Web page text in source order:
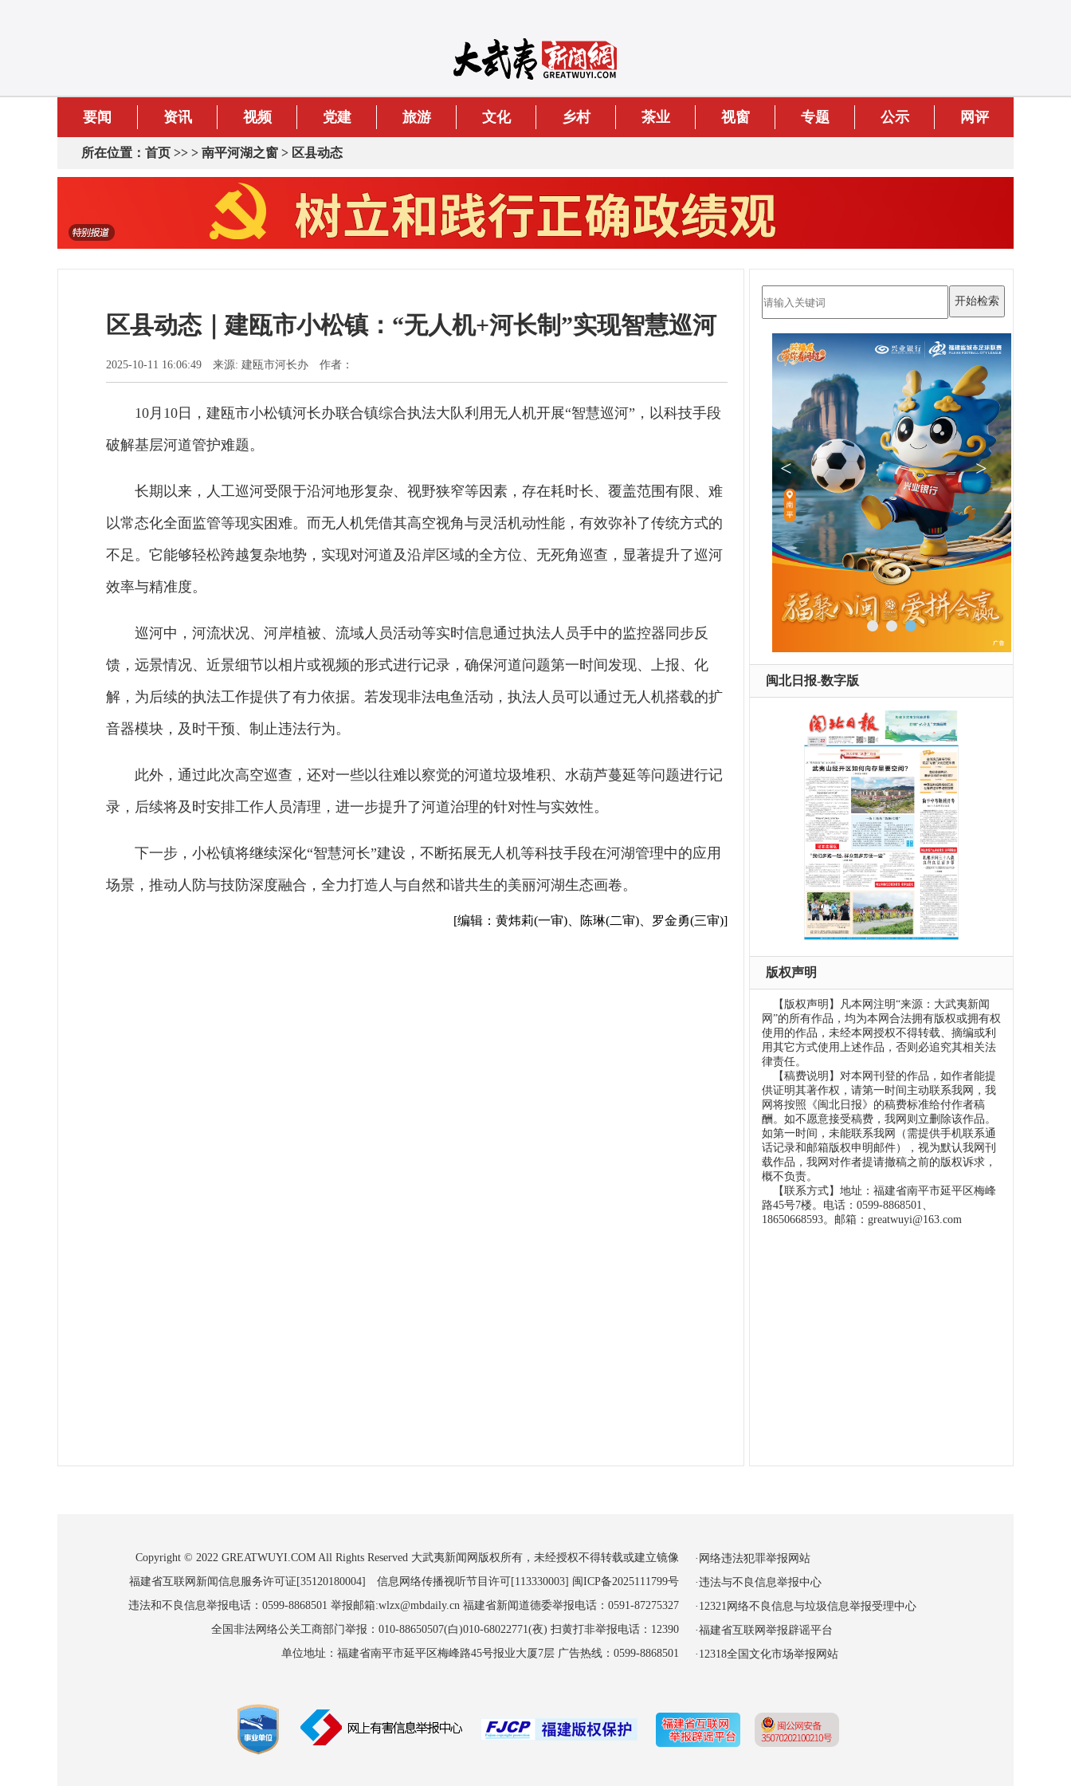
要闻 资讯 视频 党建 旅游 文化 乡村 茶业 视窗 专题 公示 网评
所在位置： 首页 >> > 南平河湖之窗 > 区县动态
区县动态｜建瓯市小松镇：“无人机+河长制”实现智慧巡河
2025-10-11 16:06:49 来源: 建瓯市河长办 作者：
10月10日，建瓯市小松镇河长办联合镇综合执法大队利用无人机开展“智慧巡河”，以科技手段
破解基层河道管护难题。
长期以来，人工巡河受限于沿河地形复杂、视野狭窄等因素，存在耗时长、覆盖范围有限、难
以常态化全面监管等现实困难。而无人机凭借其高空视角与灵活机动性能，有效弥补了传统方式的
不足。它能够轻松跨越复杂地势，实现对河道及沿岸区域的全方位、无死角巡查，显著提升了巡河
效率与精准度。
巡河中，河流状况、河岸植被、流域人员活动等实时信息通过执法人员手中的监控器同步反
馈，远景情况、近景细节以相片或视频的形式进行记录，确保河道问题第一时间发现、上报、化
解，为后续的执法工作提供了有力依据。若发现非法电鱼活动，执法人员可以通过无人机搭载的扩
音器模块，及时干预、制止违法行为。
此外，通过此次高空巡查，还对一些以往难以察觉的河道垃圾堆积、水葫芦蔓延等问题进行记
录，后续将及时安排工作人员清理，进一步提升了河道治理的针对性与实效性。
下一步，小松镇将继续深化“智慧河长”建设，不断拓展无人机等科技手段在河湖管理中的应用
场景，推动人防与技防深度融合，全力打造人与自然和谐共生的美丽河湖生态画卷。
[编辑：黄炜莉(一审)、陈琳(二审)、罗金勇(三审)]
闽北日报-数字版
版权声明
【版权声明】凡本网注明“来源：大武夷新闻
网”的所有作品，均为本网合法拥有版权或拥有权
使用的作品，未经本网授权不得转载、摘编或利
用其它方式使用上述作品，否则必追究其相关法
律责任。
【稿费说明】对本网刊登的作品，如作者能提
供证明其著作权，请第一时间主动联系我网，我
网将按照《闽北日报》的稿费标准给付作者稿
酬。如不愿意接受稿费，我网则立删除该作品。
如第一时间，未能联系我网（需提供手机联系通
话记录和邮箱版权申明邮件），视为默认我网刊
载作品，我网对作者提请撤稿之前的版权诉求，
概不负责。
【联系方式】地址：福建省南平市延平区梅峰
路45号7楼。电话：0599-8868501、
18650668593。邮箱：greatwuyi@163.com
Copyright © 2022 GREATWUYI.COM All Rights Reserved 大武夷新闻网版权所有，未经授权不得转载或建立镜像
福建省互联网新闻信息服务许可证[35120180004] 信息网络传播视听节目许可[113330003] 闽ICP备2025111799号
违法和不良信息举报电话：0599-8868501 举报邮箱:wlzx@mbdaily.cn 福建省新闻道德委举报电话：0591-87275327
全国非法网络公关工商部门举报：010-88650507(白)010-68022771(夜) 扫黄打非举报电话：12390
单位地址：福建省南平市延平区梅峰路45号报业大厦7层 广告热线：0599-8868501
·网络违法犯罪举报网站
·违法与不良信息举报中心
·12321网络不良信息与垃圾信息举报受理中心
·福建省互联网举报辟谣平台
·12318全国文化市场举报网站